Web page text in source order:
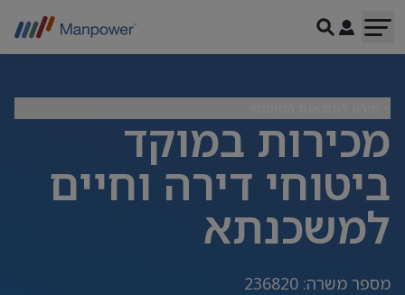
מכירות במוקד
ביטוחי דירה וחיים
למשכנתא
מספר משרה:
236820